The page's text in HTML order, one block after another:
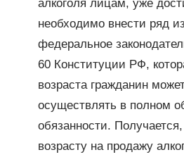
алкоголя лицам, уже
необходимо внести ряд
федеральное
60 Конституции РФ,
возраста гражданин
осуществлять в полном
обязанности.
возрасту на продажу